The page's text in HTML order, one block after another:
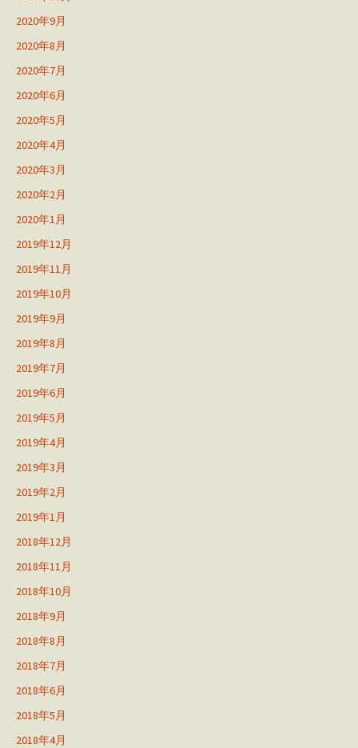
2020年9月
2020年8月
2020年7月
2020年6月
2020年5月
2020年4月
2020年3月
2020年2月
2020年1月
2019年12月
2019年11月
2019年10月
2019年9月
2019年8月
2019年7月
2019年6月
2019年5月
2019年4月
2019年3月
2019年2月
2019年1月
2018年12月
2018年11月
2018年10月
2018年9月
2018年8月
2018年7月
2018年6月
2018年5月
2018年4月